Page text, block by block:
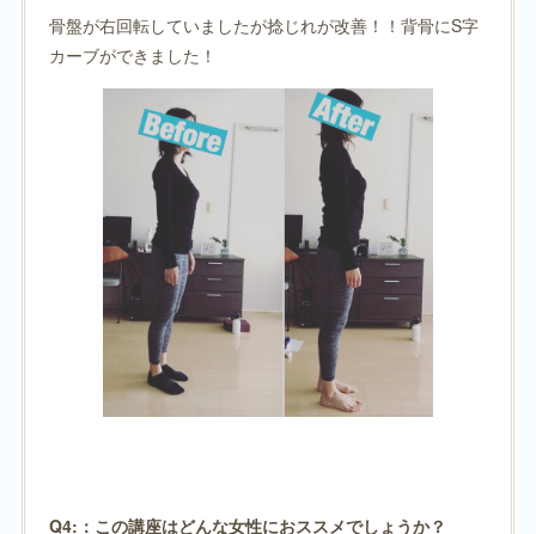
骨盤が右回転していましたが捻じれが改善！！背骨にS字
カーブができました！
Q4:：この講座はどんな女性におススメでしょうか？